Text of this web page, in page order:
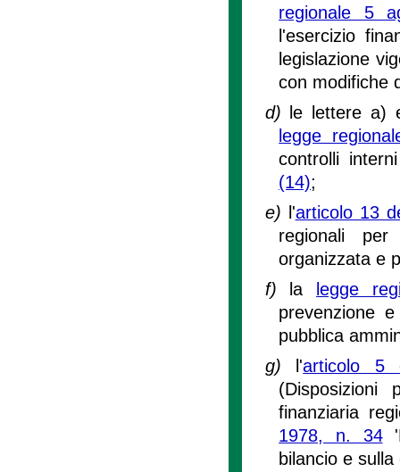
regionale 5
l'esercizio
legislazione
con modifiche
d)
le lettere
legge
controlli
(14);
e)
l'articolo 13
regionali
organizzata e
f)
la
legge
prevenzione
pubblica
g)
l'articolo 5
(Disposizioni
finanziaria
1978, n. 34
bilancio e